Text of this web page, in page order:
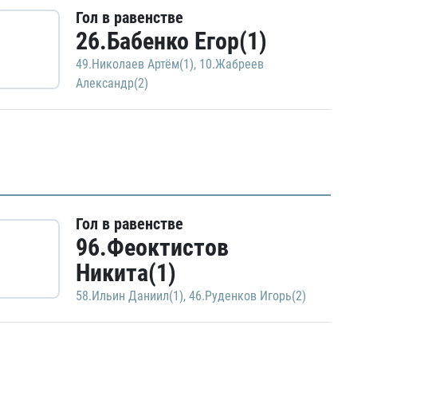
Гол в равенстве
26.Бабенко Егор(1)
49.Николаев Артём(1), 10.Жабреев
Александр(2)
Гол в равенстве
96.Феоктистов
Никита(1)
58.Ильин Даниил(1), 46.Руденков Игорь(2)